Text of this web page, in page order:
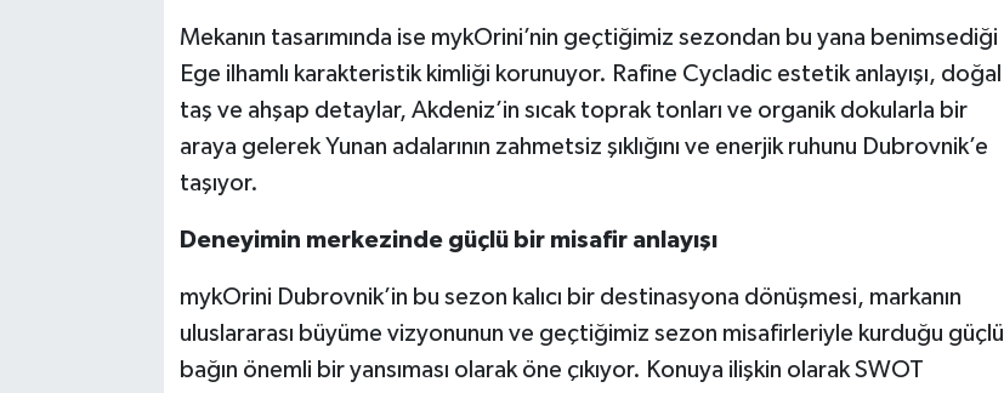
Mekanın tasarımında ise mykOrini’nin geçtiğimiz sezondan bu yana benimsediği
Ege ilhamlı karakteristik kimliği korunuyor. Rafine Cycladic estetik anlayışı, doğal
taş ve ahşap detaylar, Akdeniz’in sıcak toprak tonları ve organik dokularla bir
araya gelerek Yunan adalarının zahmetsiz şıklığını ve enerjik ruhunu Dubrovnik’e
taşıyor.
Deneyimin merkezinde güçlü bir misafir anlayışı
mykOrini Dubrovnik’in bu sezon kalıcı bir destinasyona dönüşmesi, markanın
uluslararası büyüme vizyonunun ve geçtiğimiz sezon misafirleriyle kurduğu güçlü
bağın önemli bir yansıması olarak öne çıkıyor. Konuya ilişkin olarak SWOT